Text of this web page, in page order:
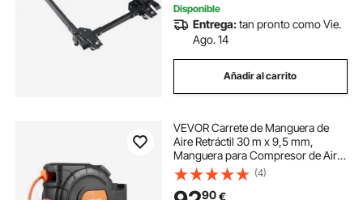
silla yoga silla de yoga inversion
silla para hacer yoga silla de yoga
Disponible
Entrega:tan pronto como Vie.
Ago. 14
Añadir al carrito
VEVOR Carrete de Manguera de
Aire Retráctil 30 m x 9,5 mm,
Manguera para Compresor de Aire
Presión Máxima de 300 PSI, con
Entrada de 2 m, Montaje en Pared
Giratorio de 180°, para Garaje, Taller
(4)
90€